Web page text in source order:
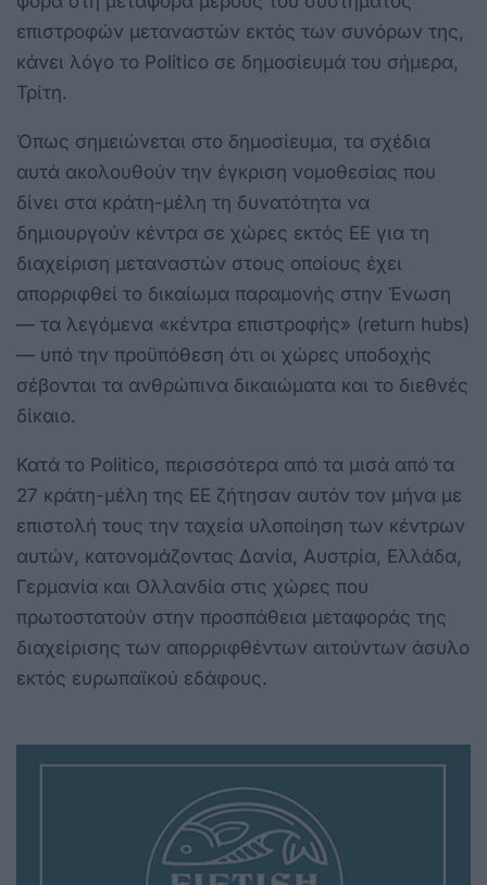
επιστροφών μεταναστών εκτός των συνόρων της,
κάνει λόγο το Politico σε δημοσίευμά του σήμερα,
Τρίτη.
Όπως σημειώνεται στο δημοσίευμα, τα σχέδια
αυτά ακολουθούν την έγκριση νομοθεσίας που
δίνει στα κράτη-μέλη τη δυνατότητα να
δημιουργούν κέντρα σε χώρες εκτός ΕΕ για τη
διαχείριση μεταναστών στους οποίους έχει
απορριφθεί το δικαίωμα παραμονής στην Ένωση
— τα λεγόμενα «κέντρα επιστροφής» (return hubs)
— υπό την προϋπόθεση ότι οι χώρες υποδοχής
σέβονται τα ανθρώπινα δικαιώματα και το διεθνές
δίκαιο.
Κατά το Politico, περισσότερα από τα μισά από τα
27 κράτη-μέλη της ΕΕ ζήτησαν αυτόν τον μήνα με
επιστολή τους την ταχεία υλοποίηση των κέντρων
αυτών, κατονομάζοντας Δανία, Αυστρία, Ελλάδα,
Γερμανία και Ολλανδία στις χώρες που
πρωτοστατούν στην προσπάθεια μεταφοράς της
διαχείρισης των απορριφθέντων αιτούντων άσυλο
εκτός ευρωπαϊκού εδάφους.